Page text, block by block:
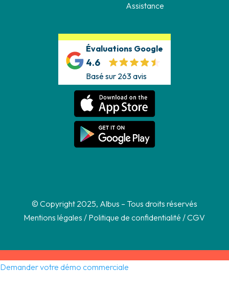
Assistance
Évaluations Google
4.6
Basé sur 263 avis
© Copyright 2025, Albus – Tous droits réservés
Mentions légales / Politique de confidentialité /CGV
Demander votre démo commerciale